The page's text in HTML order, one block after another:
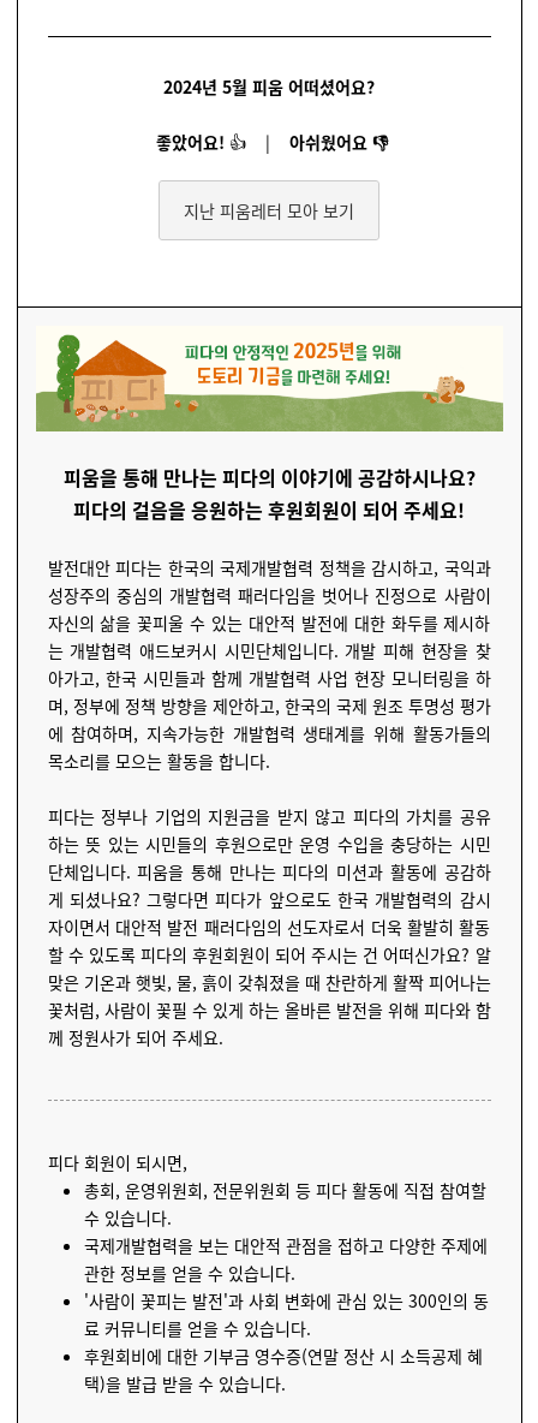
2024년 5월 피움 어떠셨어요?
좋았어요! 👍 | 아쉬웠어요👎
지난 피움레터 모아 보기
피움을 통해 만나는 피다의 이야기에 공감하시나요?
피다의 걸음을 응원하는 후원회원이 되어 주세요!
발전대안 피다는 한국의 국제개발협력 정책을 감시하고, 국익과
성장주의 중심의 개발협력 패러다임을 벗어나 진정으로 사람이
자신의 삶을 꽃피울 수 있는 대안적 발전에 대한 화두를 제시하
는 개발협력 애드보커시 시민단체입니다. 개발 피해 현장을 찾
아가고, 한국 시민들과 함께 개발협력 사업 현장 모니터링을 하
며, 정부에 정책 방향을 제안하고, 한국의 국제 원조 투명성 평가
에 참여하며, 지속가능한 개발협력 생태계를 위해 활동가들의
목소리를 모으는 활동을 합니다.
피다는 정부나 기업의 지원금을 받지 않고 피다의 가치를 공유
하는 뜻 있는 시민들의 후원으로만 운영 수입을 충당하는 시민
단체입니다. 피움을 통해 만나는 피다의 미션과 활동에 공감하
게 되셨나요? 그렇다면 피다가 앞으로도 한국 개발협력의 감시
자이면서 대안적 발전 패러다임의 선도자로서 더욱 활발히 활동
할 수 있도록 피다의 후원회원이 되어 주시는 건 어떠신가요? 알
맞은 기온과 햇빛, 물, 흙이 갖춰졌을 때 찬란하게 활짝 피어나는
꽃처럼, 사람이 꽃필 수 있게 하는 올바른 발전을 위해 피다와 함
께 정원사가 되어 주세요.
피다 회원이 되시면,
총회, 운영위원회, 전문위원회 등 피다 활동에 직접 참여할
수 있습니다.
국제개발협력을 보는 대안적 관점을 접하고 다양한 주제에
관한 정보를 얻을 수 있습니다.
'사람이 꽃피는 발전'과 사회 변화에 관심 있는 300인의 동
료 커뮤니티를 얻을 수 있습니다.
후원회비에 대한 기부금 영수증(연말 정산 시 소득공제 혜
택)을 발급 받을 수 있습니다.